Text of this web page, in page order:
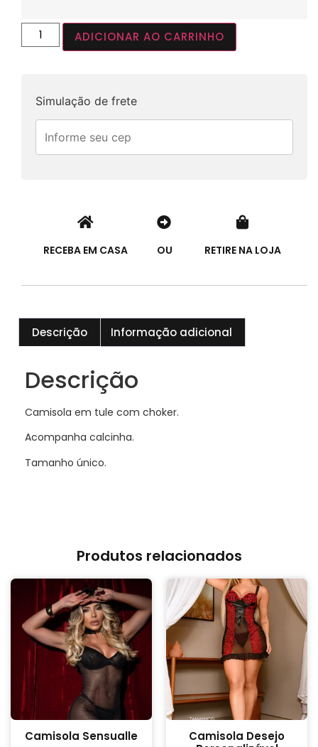
ADICIONAR AO CARRINHO
Simulação de frete
RECEBA EM CASA OU RETIRE NA LOJA
Descrição Informação adicional
Descrição
Camisola em tule com choker.
Acompanha calcinha.
Tamanho único.
Produtos relacionados
Camisola Sensualle
Camisola Desejo